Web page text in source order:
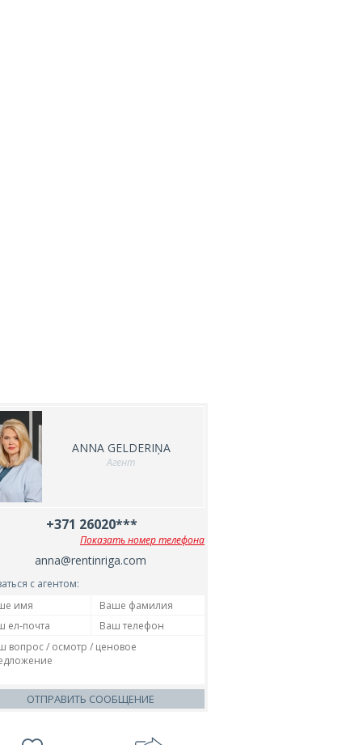
ANNA GELDERIŅA
Агент
+371 26020***
Показать номер телефона
anna@rentinriga.com
с агентом:
ОТПРАВИТЬ СООБЩЕНИЕ